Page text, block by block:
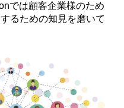
では顧客企業様のため
るための知見を磨いて